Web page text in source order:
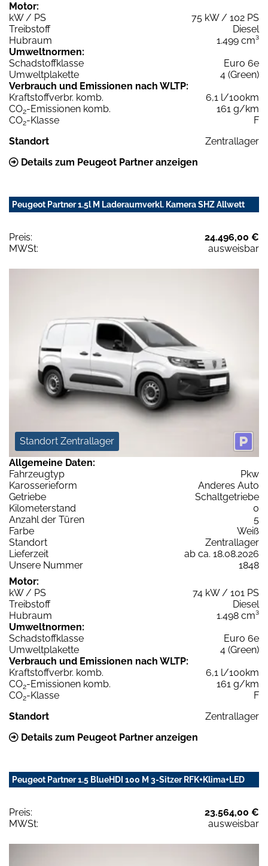
Motor:
kW / PS
75 kW / 102 PS
Treibstoff
Diesel
Hubraum
1.499 cm³
Umweltnormen:
Schadstoffklasse
Euro 6e
Umweltplakette
4 (Green)
Verbrauch und Emissionen nach WLTP:
Kraftstoffverbr. komb.
6,1 l/100km
CO2-Emissionen komb.
161 g/km
CO2-Klasse
F
Standort
Zentrallager
Details zum Peugeot Partner anzeigen
Peugeot Partner 1.5l M Laderaumverkl. Kamera SHZ Allwett
Preis:
24.496,00 €
MWSt:
ausweisbar
Standort Zentrallager
Allgemeine Daten:
Fahrzeugtyp
Pkw
Karosserieform
Anderes Auto
Getriebe
Schaltgetriebe
Kilometerstand
0
Anzahl der Türen
5
Farbe
Weiß
Standort
Zentrallager
Lieferzeit
ab ca. 18.08.2026
Unsere Nummer
1848
Motor:
kW / PS
74 kW / 101 PS
Treibstoff
Diesel
Hubraum
1.498 cm³
Umweltnormen:
Schadstoffklasse
Euro 6e
Umweltplakette
4 (Green)
Verbrauch und Emissionen nach WLTP:
Kraftstoffverbr. komb.
6,1 l/100km
CO2-Emissionen komb.
161 g/km
CO2-Klasse
F
Standort
Zentrallager
Details zum Peugeot Partner anzeigen
Peugeot Partner 1.5 BlueHDI 100 M 3-Sitzer RFK+Klima+LED
Preis:
23.564,00 €
MWSt:
ausweisbar